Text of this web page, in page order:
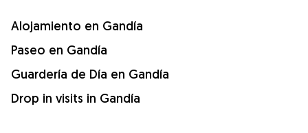
Alojamiento en Gandía
Paseo en Gandía
Guardería de Día en Gandía
Drop in visits in Gandía